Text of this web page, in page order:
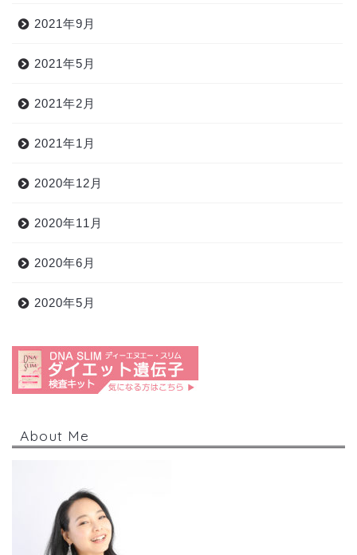
2021年9月
2021年5月
2021年2月
2021年1月
2020年12月
2020年11月
2020年6月
2020年5月
About Me